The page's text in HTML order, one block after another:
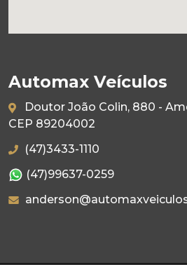
Automax Veículos
Doutor João Colin, 880 -
CEP 89204002
(47)3433-1110
(47)99637-0259